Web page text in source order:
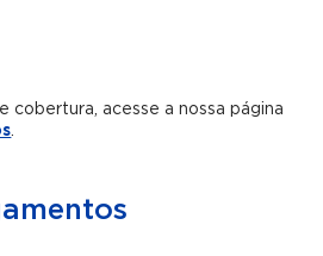
cobertura, acesse a nossa página